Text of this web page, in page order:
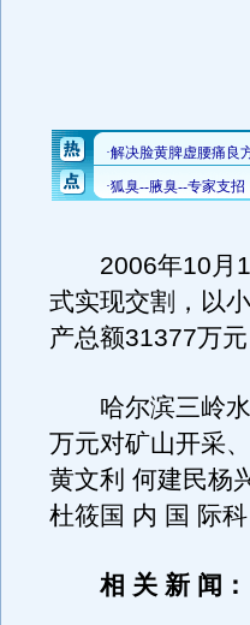
2006年10月10
式实现交割，以
产总额31377万元
哈尔滨三岭水
万元对矿山开采
黄文利 何建民杨
杜筱国 内 国 际
相 关 新 闻：